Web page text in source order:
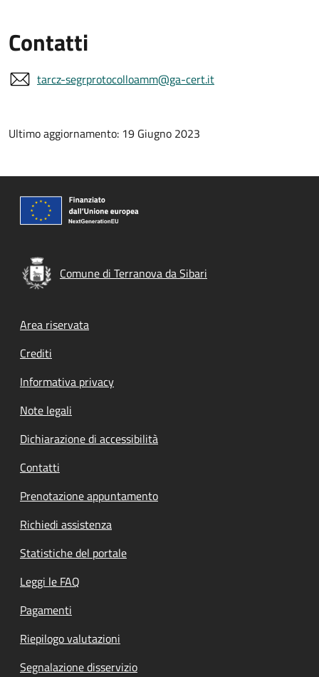
Contatti
tarcz-segrprotocolloamm@ga-cert.it
Ultimo aggiornamento: 19 Giugno 2023
Comune di Terranova da Sibari
Footer menu
Area riservata
Crediti
Informativa privacy
Note legali
Dichiarazione di accessibilità
Contatti
Prenotazione appuntamento
Richiedi assistenza
Statistiche del portale
Leggi le FAQ
Pagamenti
Riepilogo valutazioni
Segnalazione disservizio